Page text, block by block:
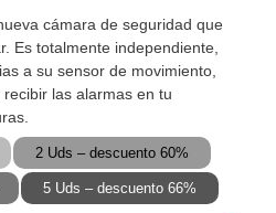
cámara de seguridad que
Es totalmente independiente,
a su sensor de movimiento,
las alarmas en tu
2 Uds – descuento 60%
5 Uds – descuento 66%